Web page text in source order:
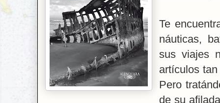
Te
náuticas,
sus viajes
artículos
Pero
de su